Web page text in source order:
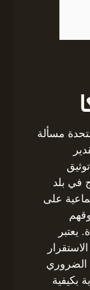
مسألة
في بلد
على
يعتبر
الضروري
بكيفية